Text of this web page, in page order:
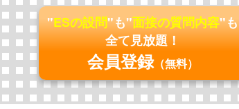
"ESの設問"も"面接の質問内容"も
全て見放題！
会員登録（無料）